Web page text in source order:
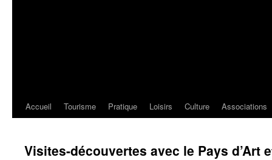
Accueil Tourisme Pratique Loisirs Culture Associations
Visites-découvertes avec le Pays d’Art